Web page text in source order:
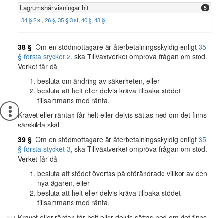
Lagrumshänvisningar hit 5
34 § 2 st, 26 §, 35 § 3 st, 40 §, 43 §
38 § Om en stödmottagare är återbetalningsskyldig enligt 35
§ första stycket 2, ska Tillväxtverket ompröva frågan om stöd.
Verket får då
besluta om ändring av säkerheten, eller
besluta att helt eller delvis kräva tillbaka stödet
tillsammans med ränta.
Kravet eller räntan får helt eller delvis sättas ned om det finns
särskilda skäl.
39 § Om en stödmottagare är återbetalningsskyldig enligt 35
§ första stycket 3, ska Tillväxtverket ompröva frågan om stöd.
Verket får då
besluta att stödet övertas på oförändrade villkor av den
nya ägaren, eller
besluta att helt eller delvis kräva tillbaka stödet
tillsammans med ränta.